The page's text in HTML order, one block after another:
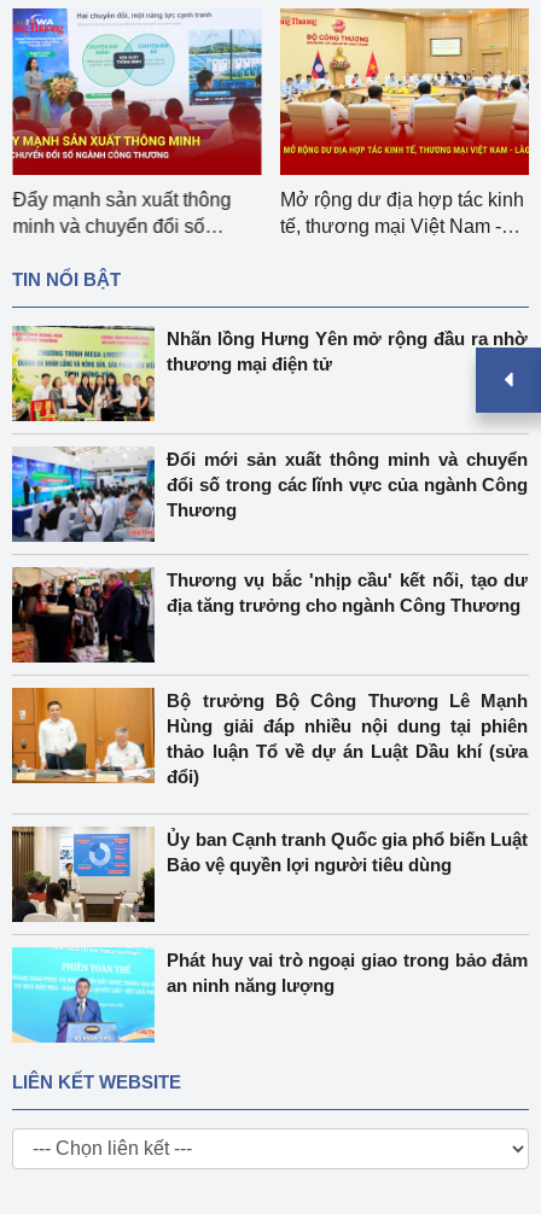
Đẩy mạnh sản xuất thông
minh và chuyển đổi số
Mở rộng dư địa hợp tác kinh
tế, thương mại Việt Nam -
TIN NỔI BẬT
Nhãn lồng Hưng Yên mở rộng đầu ra nhờ
thương mại điện tử
Đổi mới sản xuất thông minh và chuyển
đổi số trong các lĩnh vực của ngành Công
Thương
Thương vụ bắc 'nhịp cầu' kết nối, tạo dư
địa tăng trưởng cho ngành Công Thương
Bộ trưởng Bộ Công Thương Lê Mạnh
Hùng giải đáp nhiều nội dung tại phiên
thảo luận Tổ về dự án Luật Dầu khí (sửa
đổi)
Ủy ban Cạnh tranh Quốc gia phổ biến Luật
Bảo vệ quyền lợi người tiêu dùng
Phát huy vai trò ngoại giao trong bảo đảm
an ninh năng lượng
LIÊN KẾT WEBSITE